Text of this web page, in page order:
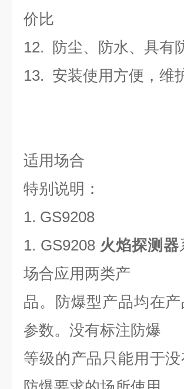
价比
12. 防尘、防水、具有
13. 安装使用方便，维
适用场合
特别说明：
1. GS9208
1. GS9208 火焰探测器
场合应用两类产
品。防爆型产品均在
参数。没有标注防爆
等级的产品只能用于